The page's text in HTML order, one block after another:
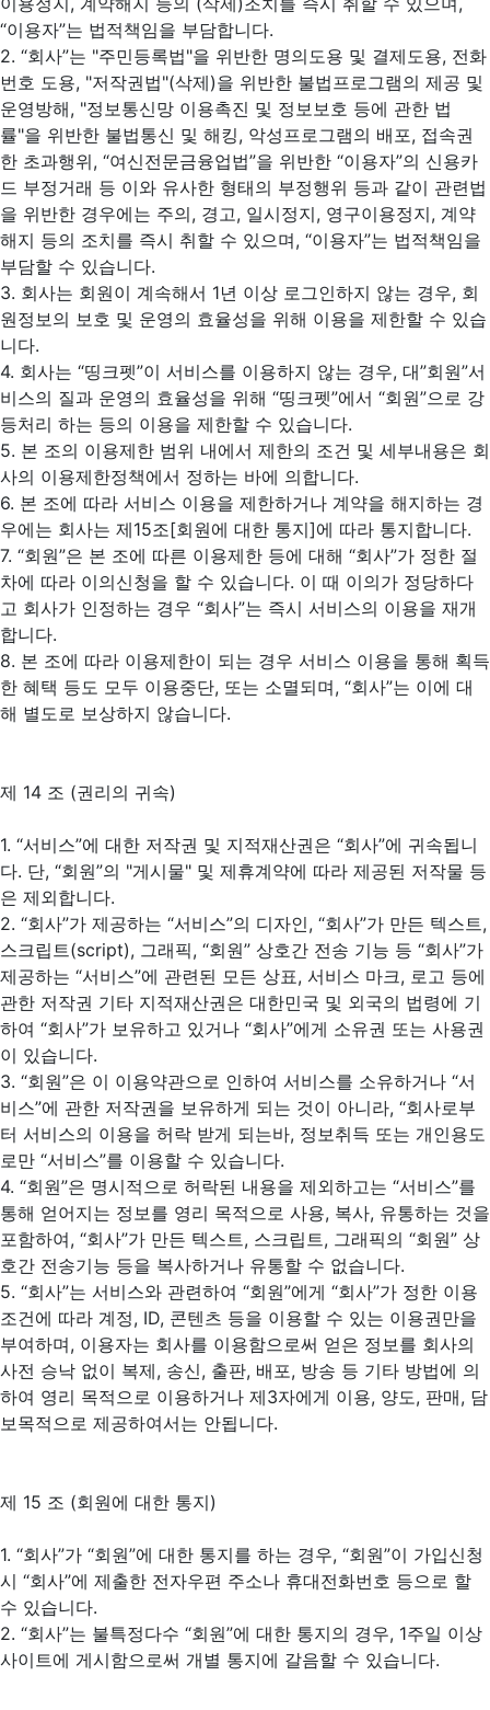
“이용자”는 법적책임을 부담합니다.
2. “회사”는 "주민등록법"을 위반한 명의도용 및 결제도용, 전화
번호 도용, "저작권법"(삭제)을 위반한 불법프로그램의 제공 및
운영방해, "정보통신망 이용촉진 및 정보보호 등에 관한 법
률"을 위반한 불법통신 및 해킹, 악성프로그램의 배포, 접속권
한 초과행위, “여신전문금융업법”을 위반한 “이용자”의 신용카
드 부정거래 등 이와 유사한 형태의 부정행위 등과 같이 관련법
을 위반한 경우에는 주의, 경고, 일시정지, 영구이용정지, 계약
해지 등의 조치를 즉시 취할 수 있으며, “이용자”는 법적책임을
부담할 수 있습니다.
3. 회사는 회원이 계속해서 1년 이상 로그인하지 않는 경우, 회
원정보의 보호 및 운영의 효율성을 위해 이용을 제한할 수 있습
니다.
4. 회사는 “띵크펫”이 서비스를 이용하지 않는 경우, 대”회원”서
비스의 질과 운영의 효율성을 위해 “띵크펫”에서 “회원”으로 강
등처리 하는 등의 이용을 제한할 수 있습니다.
5. 본 조의 이용제한 범위 내에서 제한의 조건 및 세부내용은 회
사의 이용제한정책에서 정하는 바에 의합니다.
6. 본 조에 따라 서비스 이용을 제한하거나 계약을 해지하는 경
우에는 회사는 제15조[회원에 대한 통지]에 따라 통지합니다.
7. “회원”은 본 조에 따른 이용제한 등에 대해 “회사”가 정한 절
차에 따라 이의신청을 할 수 있습니다. 이 때 이의가 정당하다
고 회사가 인정하는 경우 “회사”는 즉시 서비스의 이용을 재개
합니다.
8. 본 조에 따라 이용제한이 되는 경우 서비스 이용을 통해 획득
한 혜택 등도 모두 이용중단, 또는 소멸되며, “회사”는 이에 대
해 별도로 보상하지 않습니다.
제 14 조 (권리의 귀속)
1. “서비스”에 대한 저작권 및 지적재산권은 “회사”에 귀속됩니
다. 단, “회원”의 "게시물" 및 제휴계약에 따라 제공된 저작물 등
은 제외합니다.
2. “회사”가 제공하는 “서비스”의 디자인, “회사”가 만든 텍스트,
스크립트(script), 그래픽, “회원” 상호간 전송 기능 등 “회사”가
제공하는 “서비스”에 관련된 모든 상표, 서비스 마크, 로고 등에
관한 저작권 기타 지적재산권은 대한민국 및 외국의 법령에 기
하여 “회사”가 보유하고 있거나 “회사”에게 소유권 또는 사용권
이 있습니다.
3. “회원”은 이 이용약관으로 인하여 서비스를 소유하거나 “서
비스”에 관한 저작권을 보유하게 되는 것이 아니라, “회사로부
터 서비스의 이용을 허락 받게 되는바, 정보취득 또는 개인용도
로만 “서비스”를 이용할 수 있습니다.
4. “회원”은 명시적으로 허락된 내용을 제외하고는 “서비스”를
통해 얻어지는 정보를 영리 목적으로 사용, 복사, 유통하는 것을
포함하여, “회사”가 만든 텍스트, 스크립트, 그래픽의 “회원” 상
호간 전송기능 등을 복사하거나 유통할 수 없습니다.
5. “회사”는 서비스와 관련하여 “회원”에게 “회사”가 정한 이용
조건에 따라 계정, ID, 콘텐츠 등을 이용할 수 있는 이용권만을
부여하며, 이용자는 회사를 이용함으로써 얻은 정보를 회사의
사전 승낙 없이 복제, 송신, 출판, 배포, 방송 등 기타 방법에 의
하여 영리 목적으로 이용하거나 제3자에게 이용, 양도, 판매, 담
보목적으로 제공하여서는 안됩니다.
제 15 조 (회원에 대한 통지)
1. “회사”가 “회원”에 대한 통지를 하는 경우, “회원”이 가입신청
시 “회사”에 제출한 전자우편 주소나 휴대전화번호 등으로 할
수 있습니다.
2. “회사”는 불특정다수 “회원”에 대한 통지의 경우, 1주일 이상
사이트에 게시함으로써 개별 통지에 갈음할 수 있습니다.